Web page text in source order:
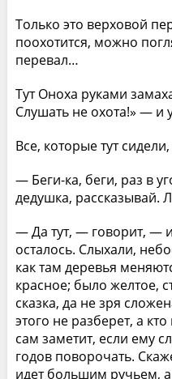
Только это верховой
поохотится, можно
перевал…
Тут Оноха руками
Слушать не охота!» — и
Все, которые тут
— Беги-ка, беги, раз в
дедушка, рассказывай.
— Да тут, — говорит, —
осталось. Слыхали,
как там деревья
красное; было желтое,
сказка, да не зря
этого не разберет, а
сам заметит, если ему
годов поворочать.
идет большим ручьем,